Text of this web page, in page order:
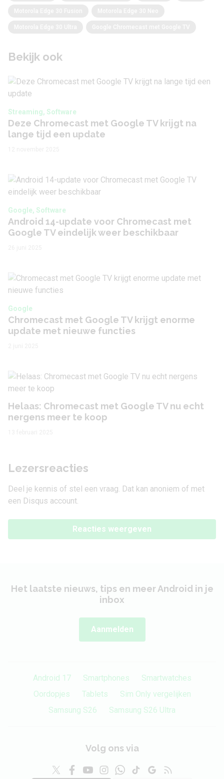
Bekijk ook
Streaming, Software
Deze Chromecast met Google TV krijgt na
lange tijd een update
Google, Software
Android 14-update voor Chromecast met
Google TV eindelijk weer beschikbaar
Google
Chromecast met Google TV krijgt enorme
update met nieuwe functies
Helaas: Chromecast met Google TV nu echt
nergens meer te koop
Lezersreacties
Deel je kennis of stel een vraag. Dat kan anoniem of met
een Disqus account.
Reacties weergeven
Het laatste nieuws, tips en meer Android in je
inbox
Aanmelden
Android 17 Smartphones
Smartwatches
Oordopjes
Tablets
Sim Only vergelijken
Samsung S26
Samsung S26 Ultra
Volg ons via